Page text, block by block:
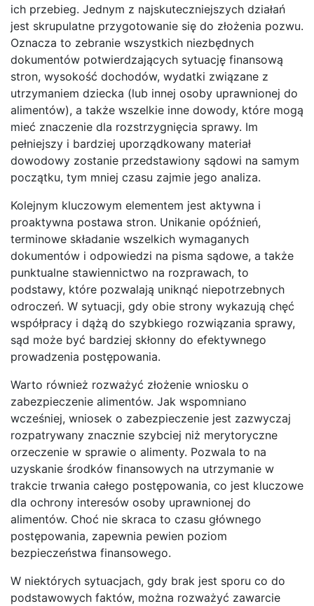
ich przebieg. Jednym z najskuteczniejszych działań
jest skrupulatne przygotowanie się do złożenia pozwu.
Oznacza to zebranie wszystkich niezbędnych
dokumentów potwierdzających sytuację finansową
stron, wysokość dochodów, wydatki związane z
utrzymaniem dziecka (lub innej osoby uprawnionej do
alimentów), a także wszelkie inne dowody, które mogą
mieć znaczenie dla rozstrzygnięcia sprawy. Im
pełniejszy i bardziej uporządkowany materiał
dowodowy zostanie przedstawiony sądowi na samym
początku, tym mniej czasu zajmie jego analiza.
Kolejnym kluczowym elementem jest aktywna i
proaktywna postawa stron. Unikanie opóźnień,
terminowe składanie wszelkich wymaganych
dokumentów i odpowiedzi na pisma sądowe, a także
punktualne stawiennictwo na rozprawach, to
podstawy, które pozwalają uniknąć niepotrzebnych
odroczeń. W sytuacji, gdy obie strony wykazują chęć
współpracy i dążą do szybkiego rozwiązania sprawy,
sąd może być bardziej skłonny do efektywnego
prowadzenia postępowania.
Warto również rozważyć złożenie wniosku o
zabezpieczenie alimentów. Jak wspomniano
wcześniej, wniosek o zabezpieczenie jest zazwyczaj
rozpatrywany znacznie szybciej niż merytoryczne
orzeczenie w sprawie o alimenty. Pozwala to na
uzyskanie środków finansowych na utrzymanie w
trakcie trwania całego postępowania, co jest kluczowe
dla ochrony interesów osoby uprawnionej do
alimentów. Choć nie skraca to czasu głównego
postępowania, zapewnia pewien poziom
bezpieczeństwa finansowego.
W niektórych sytuacjach, gdy brak jest sporu co do
podstawowych faktów, można rozważyć zawarcie